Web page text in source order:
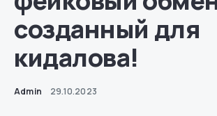
созданный для
кидалова!
Admin 29.10.2023